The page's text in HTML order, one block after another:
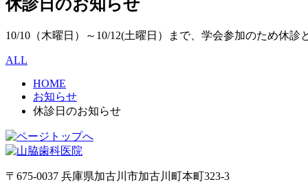
休診日のお知らせ
10/10（木曜日）～10/12(土曜日）まで、学会参加のため休診
ALL
HOME
お知らせ
休診日のお知らせ
〒675-0037 兵庫県加古川市加古川町本町323-3